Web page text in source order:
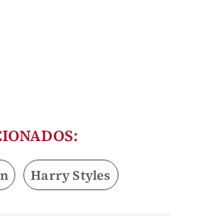
Harry Styles